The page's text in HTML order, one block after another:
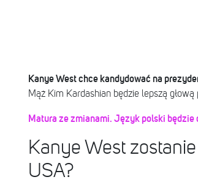
Kanye West chce kandydować na
Mąż Kim Kardashian będzie lepszą
Matura ze zmianami. Język polski będzie
Kanye West
USA?